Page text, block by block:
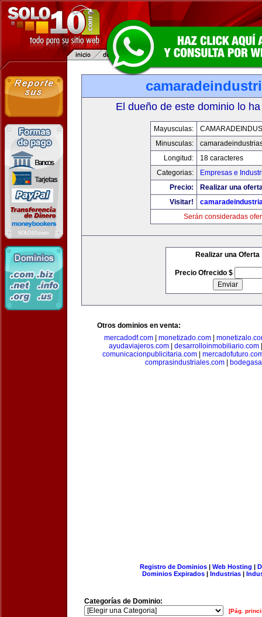
El dueño de este dominio lo
Mayusculas:
Minusculas:
Longitud:
18 caracteres
Categorias:
Empresas e
Precio:
Realizar una
Visitar!
Serán consideradas
Realizar una Oferta
Precio Ofrecido $
Otros dominios en venta:
mercadodf.com| monetizado.com|
ayudaviajeros.com
desarrolloinmobiliario.com
comunicacionpublicitaria.com|
comprasindustriales.com|
Registro de Dominios| Web Hosting |
Dominios Expirados | Industrias |
Categorías de Dominio:
[Pág.